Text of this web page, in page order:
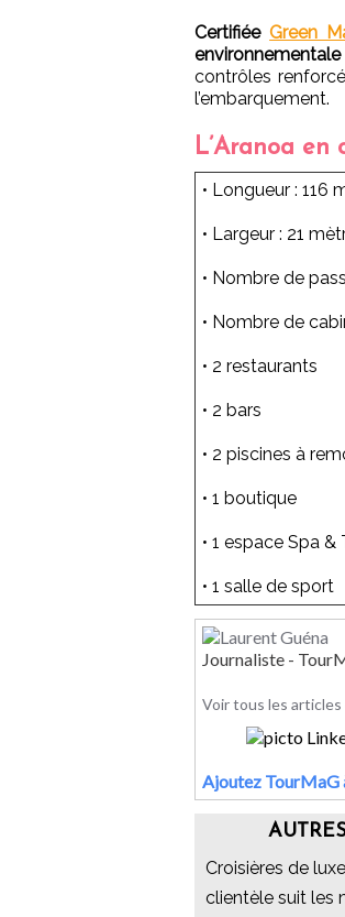
Certifiée Green
contrôles
l’embarquement.
L’Aranoa en
• Longueur : 116
• Largeur : 21
• Nombre de
• Nombre de
• 2 restaurants
• 2 bars
• 2 piscines à
• 1 boutique
• 1 espace Spa
• 1 salle de sport
Journaliste -
Voir tous les
Ajoutez TourMaG
Croisières de
clientèle suit les